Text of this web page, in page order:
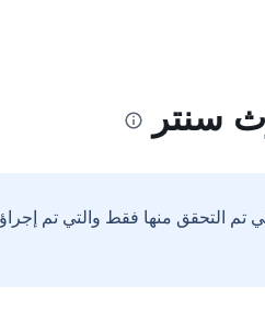
سنتر
تم التحقق منها فقط والتي تم